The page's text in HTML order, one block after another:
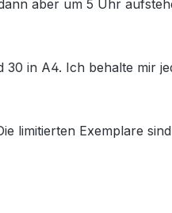
aber um 5 Uhr
in A4. Ich behalte mir
limitierten Exemplare